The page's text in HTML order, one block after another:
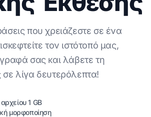
που χρειάζεστε σε ένα
τον ιστότοπό μας,
σας και λάβετε τη
λίγα δευτερόλεπτα!
1 GB
μορφοποίηση